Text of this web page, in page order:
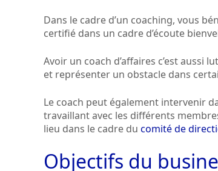
Dans le cadre d’un coaching, vous
certifié dans un cadre d’écoute
Avoir un coach d’affaires c’est aussi
et représenter un obstacle dans
Le coach peut également intervenir
travaillant avec les différents
lieu dans le cadre du comité de
Objectifs du